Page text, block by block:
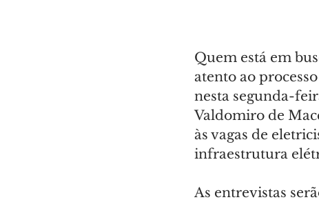
Quem está em
atento ao
nesta segunda-
Valdomiro de
às vagas de
infraestrutura
As entrevistas